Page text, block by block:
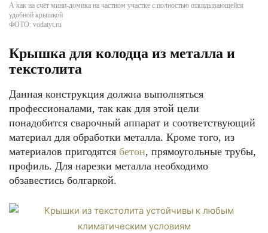
А как на счёт мини-домика на частном участке с полностью откидывающейся
удобной крышкой
ФОТО: vodatyt.ru
Крышка для колодца из металла и
текстолита
Данная конструкция должна выполняться
профессионалами, так как для этой цели
понадобится сварочный аппарат и соответствующий
материал для обработки металла. Кроме того, из
материалов пригодятся бетон, прямоугольные трубы,
профиль. Для нарезки металла необходимо
обзавестись болгаркой.